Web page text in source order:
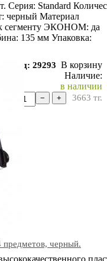
Серия: Standard
черный Материал
к сегменту ЭКОНОМ: да
135 мм Упаковка:
Код: 29293 В корзину
Наличие:
в наличии
3663 тг.
− +
черный.